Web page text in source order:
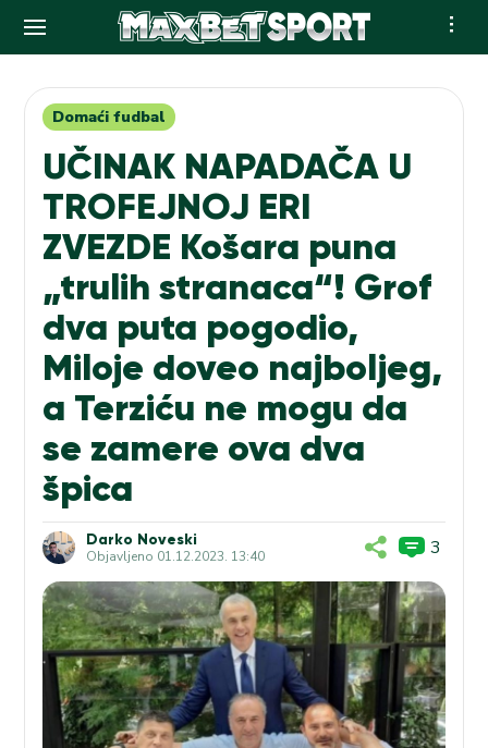
contentDomaći fudbal
UČINAK NAPADAČA U
TROFEJNOJ ERI
ZVEZDE Košara puna
„trulih stranaca“! Grof
dva puta pogodio,
Miloje doveo najboljeg,
a Terziću ne mogu da
se zamere ova dva
špica
Darko Noveski
Objavljeno 01.12.2023. 13:40 3